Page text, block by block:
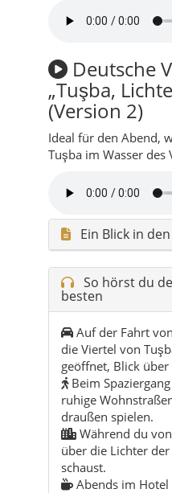
(Version 2)
Tuşba im Wasser des
Ein Blick in
So hörst du
Auf der Fahrt
die Viertel von
geöffnet, Blick über
Beim
ruhige
draußen spielen.
Während du von
über die Lichter der
schaust.
Abends im Hotel
einem Glas Çay
über Tuşba.
Im Minibus auf
Cafés oder nach
als kleine